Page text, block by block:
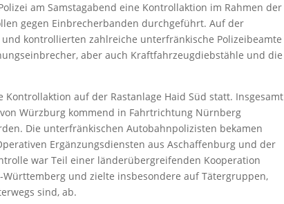
am Samstagabend eine Kontrollaktion im Rahmen der
gegen Einbrecherbanden durchgeführt. Auf der
kontrollierten zahlreiche unterfränkische Polizeibeamte
aber auch Kraftfahrzeugdiebstähle und die
auf der Rastanlage Haid Süd statt. Insgesamt
Würzburg kommend in Fahrtrichtung Nürnberg
Die unterfränkischen Autobahnpolizisten bekamen
Ergänzungsdiensten aus Aschaffenburg und der
war Teil einer länderübergreifenden Kooperation
und zielte insbesondere auf Tätergruppen,
sind, ab.